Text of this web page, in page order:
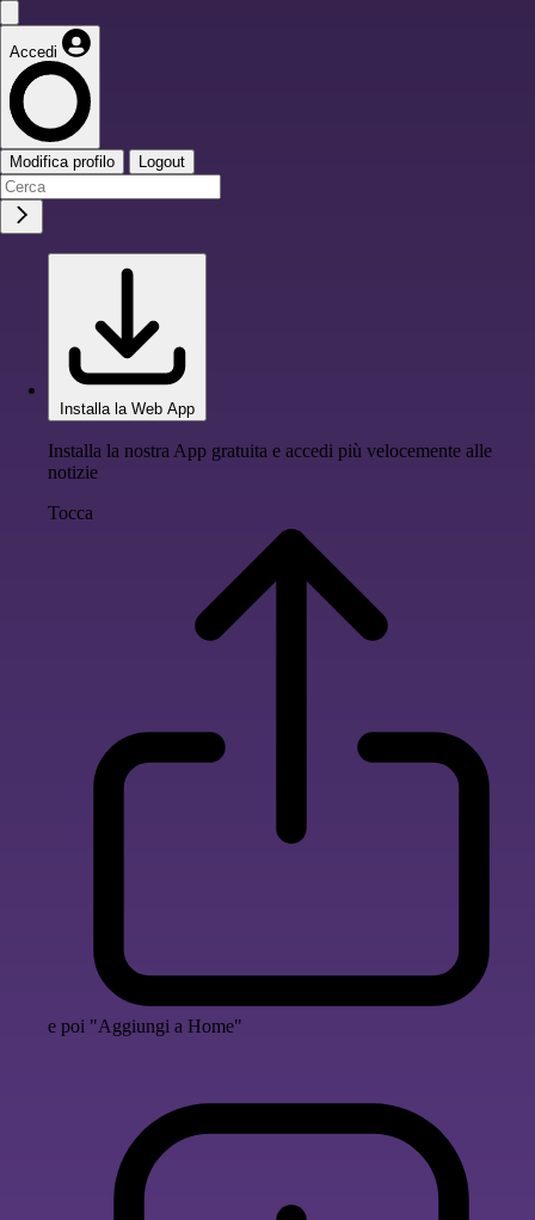
Accedi
Modifica profilo Logout
Installa la Web App
Installa la nostra App gratuita e accedi più velocemente alle
notizie
Tocca
e poi "Aggiungi a Home"